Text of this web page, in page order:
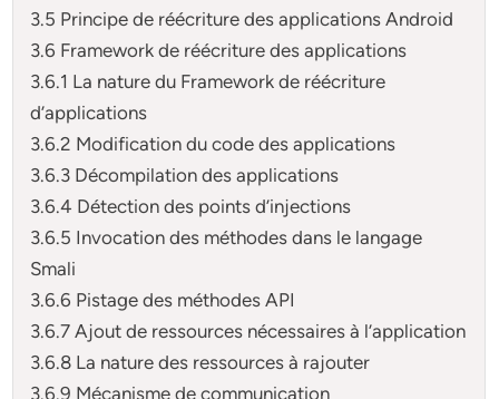
3.5 Principe de réécriture des applications Android
3.6 Framework de réécriture des applications
3.6.1 La nature du Framework de réécriture
d’applications
3.6.2 Modification du code des applications
3.6.3 Décompilation des applications
3.6.4 Détection des points d’injections
3.6.5 Invocation des méthodes dans le langage
Smali
3.6.6 Pistage des méthodes API
3.6.7 Ajout de ressources nécessaires à l’application
3.6.8 La nature des ressources à rajouter
3.6.9 Mécanisme de communication